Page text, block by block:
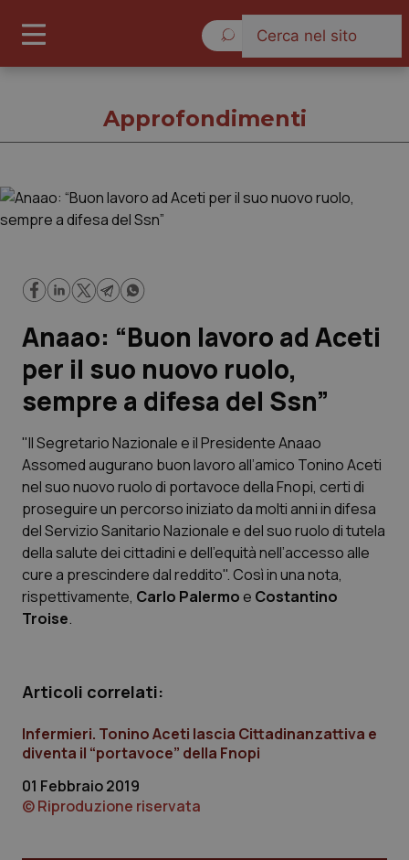
Governo e Parlamento
Regioni e Asl
Lavoro e Professioni
Scienza e Farmaci
Studi e Analisi
Lettere al direttore
Edizioni Regionali
Professionisti Sanitari.AI
Abruzzo
Basilicata
QS Pro Gold
Artrite & artrosi
QS Club Newsletter
Approfondimenti
Anaao: “Buon lavoro ad Aceti
per il suo nuovo ruolo,
sempre a difesa del Ssn”
"Il Segretario Nazionale e il Presidente Anaao
Assomed augurano buon lavoro all’amico Tonino Aceti
nel suo nuovo ruolo di portavoce della Fnopi, certi di
proseguire un percorso iniziato da molti anni in difesa
del Servizio Sanitario Nazionale e del suo ruolo di tutela
della salute dei cittadini e dell’equità nell’accesso alle
cure a prescindere dal reddito". Così in una nota,
rispettivamente, Carlo Palermoe Costantino
Troise.
Articoli correlati:
Infermieri. Tonino Aceti lascia Cittadinanzattiva e
diventa il “portavoce” della Fnopi
01 Febbraio 2019
© Riproduzione riservata